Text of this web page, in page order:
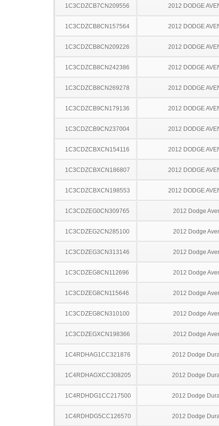
1C3CDZCB7CN209556 2012 DODGE
1C3CDZCB8CN157564 2012 DODGE
1C3CDZCB8CN209226 2012 DODGE
1C3CDZCB8CN242386 2012 DODGE
1C3CDZCB8CN269278 2012 DODGE
1C3CDZCB9CN179136 2012 DODGE
1C3CDZCB9CN237004 2012 DODGE
1C3CDZCBXCN154116 2012 DODGE
1C3CDZCBXCN186807 2012 DODGE
1C3CDZCBXCN198553 2012 DODGE
1C3CDZEG0CN309765 2012 Dodge
1C3CDZEG2CN285100 2012 Dodge
1C3CDZEG3CN313146 2012 Dodge
1C3CDZEG8CN112696 2012 Dodge
1C3CDZEG8CN115646 2012 Dodge
1C3CDZEG8CN310100 2012 Dodge
1C3CDZEGXCN198366 2012 Dodge
1C4RDHAG1CC321876 2012 Dodge
1C4RDHAGXCC308205 2012 Dodge
1C4RDHDG1CC217500 2012 Dodge
1C4RDHDG5CC126570 2012 Dodge